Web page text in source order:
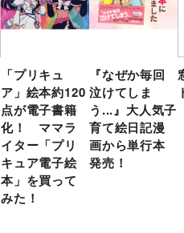
「プリキュ
ア」絵本約120
点が電子書籍
化！ ママラ
イター「プリ
キュア電子絵
本」を買って
みた！
『なぜか毎回
泣けてしま
う...』大人気子
育て絵日記漫
画から単行本
発売！